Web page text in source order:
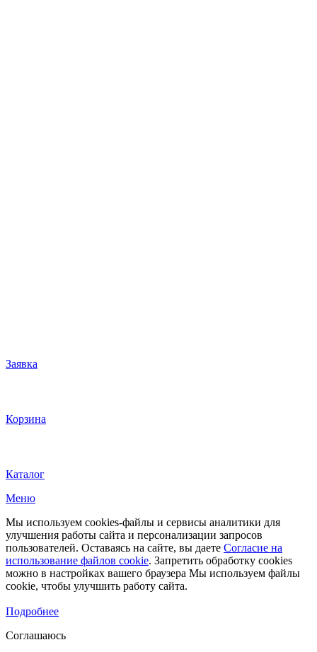
Заявка
Корзина
Каталог
Меню
Мы используем cookies-файлы и сервисы аналитики для
улучшения работы сайта и персонализации запросов
пользователей. Оставаясь на сайте, вы даете Согласие на
использование файлов cookie. Запретить обработку cookies
можно в настройках вашего браузера Мы используем файлы
cookie, чтобы улучшить работу сайта.
Подробнее
Соглашаюсь